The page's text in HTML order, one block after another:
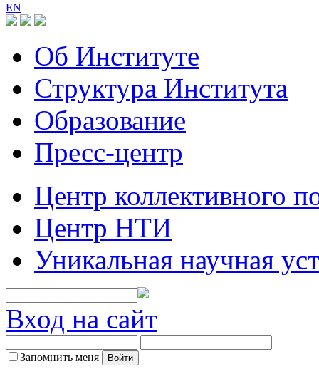
EN
Об Институте
Структура Института
Образование
Пресс-центр
Центр коллективного
Центр НТИ
Уникальная научная
Вход на сайт
Запомнить меня